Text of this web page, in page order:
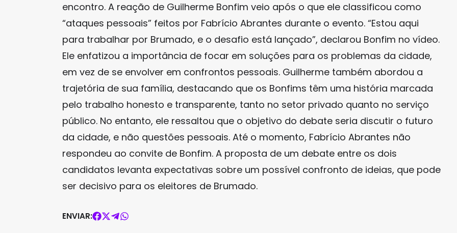
encontro. A reação de Guilherme Bonfim veio após o que ele classificou como
“ataques pessoais” feitos por Fabrício Abrantes durante o evento. “Estou aqui
para trabalhar por Brumado, e o desafio está lançado”, declarou Bonfim no vídeo.
Ele enfatizou a importância de focar em soluções para os problemas da cidade,
em vez de se envolver em confrontos pessoais. Guilherme também abordou a
trajetória de sua família, destacando que os Bonfims têm uma história marcada
pelo trabalho honesto e transparente, tanto no setor privado quanto no serviço
público. No entanto, ele ressaltou que o objetivo do debate seria discutir o futuro
da cidade, e não questões pessoais. Até o momento, Fabrício Abrantes não
respondeu ao convite de Bonfim. A proposta de um debate entre os dois
candidatos levanta expectativas sobre um possível confronto de ideias, que pode
ser decisivo para os eleitores de Brumado.
ENVIAR: